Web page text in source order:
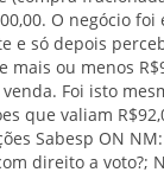
O negócio foi
e só depois
mais ou menos
venda. Foi isto
que valiam
Sabesp ON
direito a voto?;